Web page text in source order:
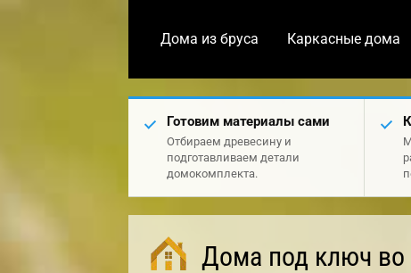
Дома из бруса Каркасные дома
Готовим материалы сами
Отбираем древесину и
подготавливаем детали
домокомплекта.
Дома под ключ во